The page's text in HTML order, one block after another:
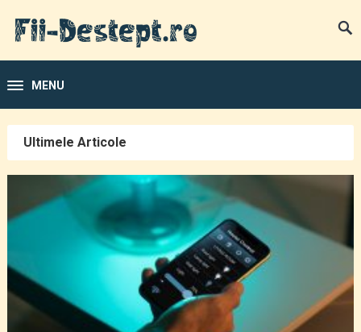
MENU
Ultimele Articole